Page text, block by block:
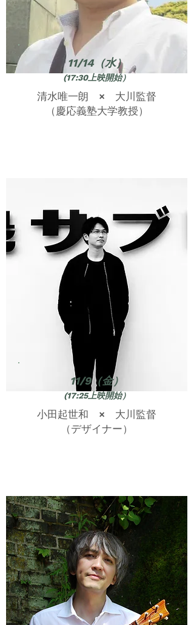
11/14（水）
(17:30上映開始）
清水唯一朗 × 大川監督
（慶応義塾大学教授）
11/9（金）
(17:25上映開始）
小田起世和 × 大川監督
（デザイナー）